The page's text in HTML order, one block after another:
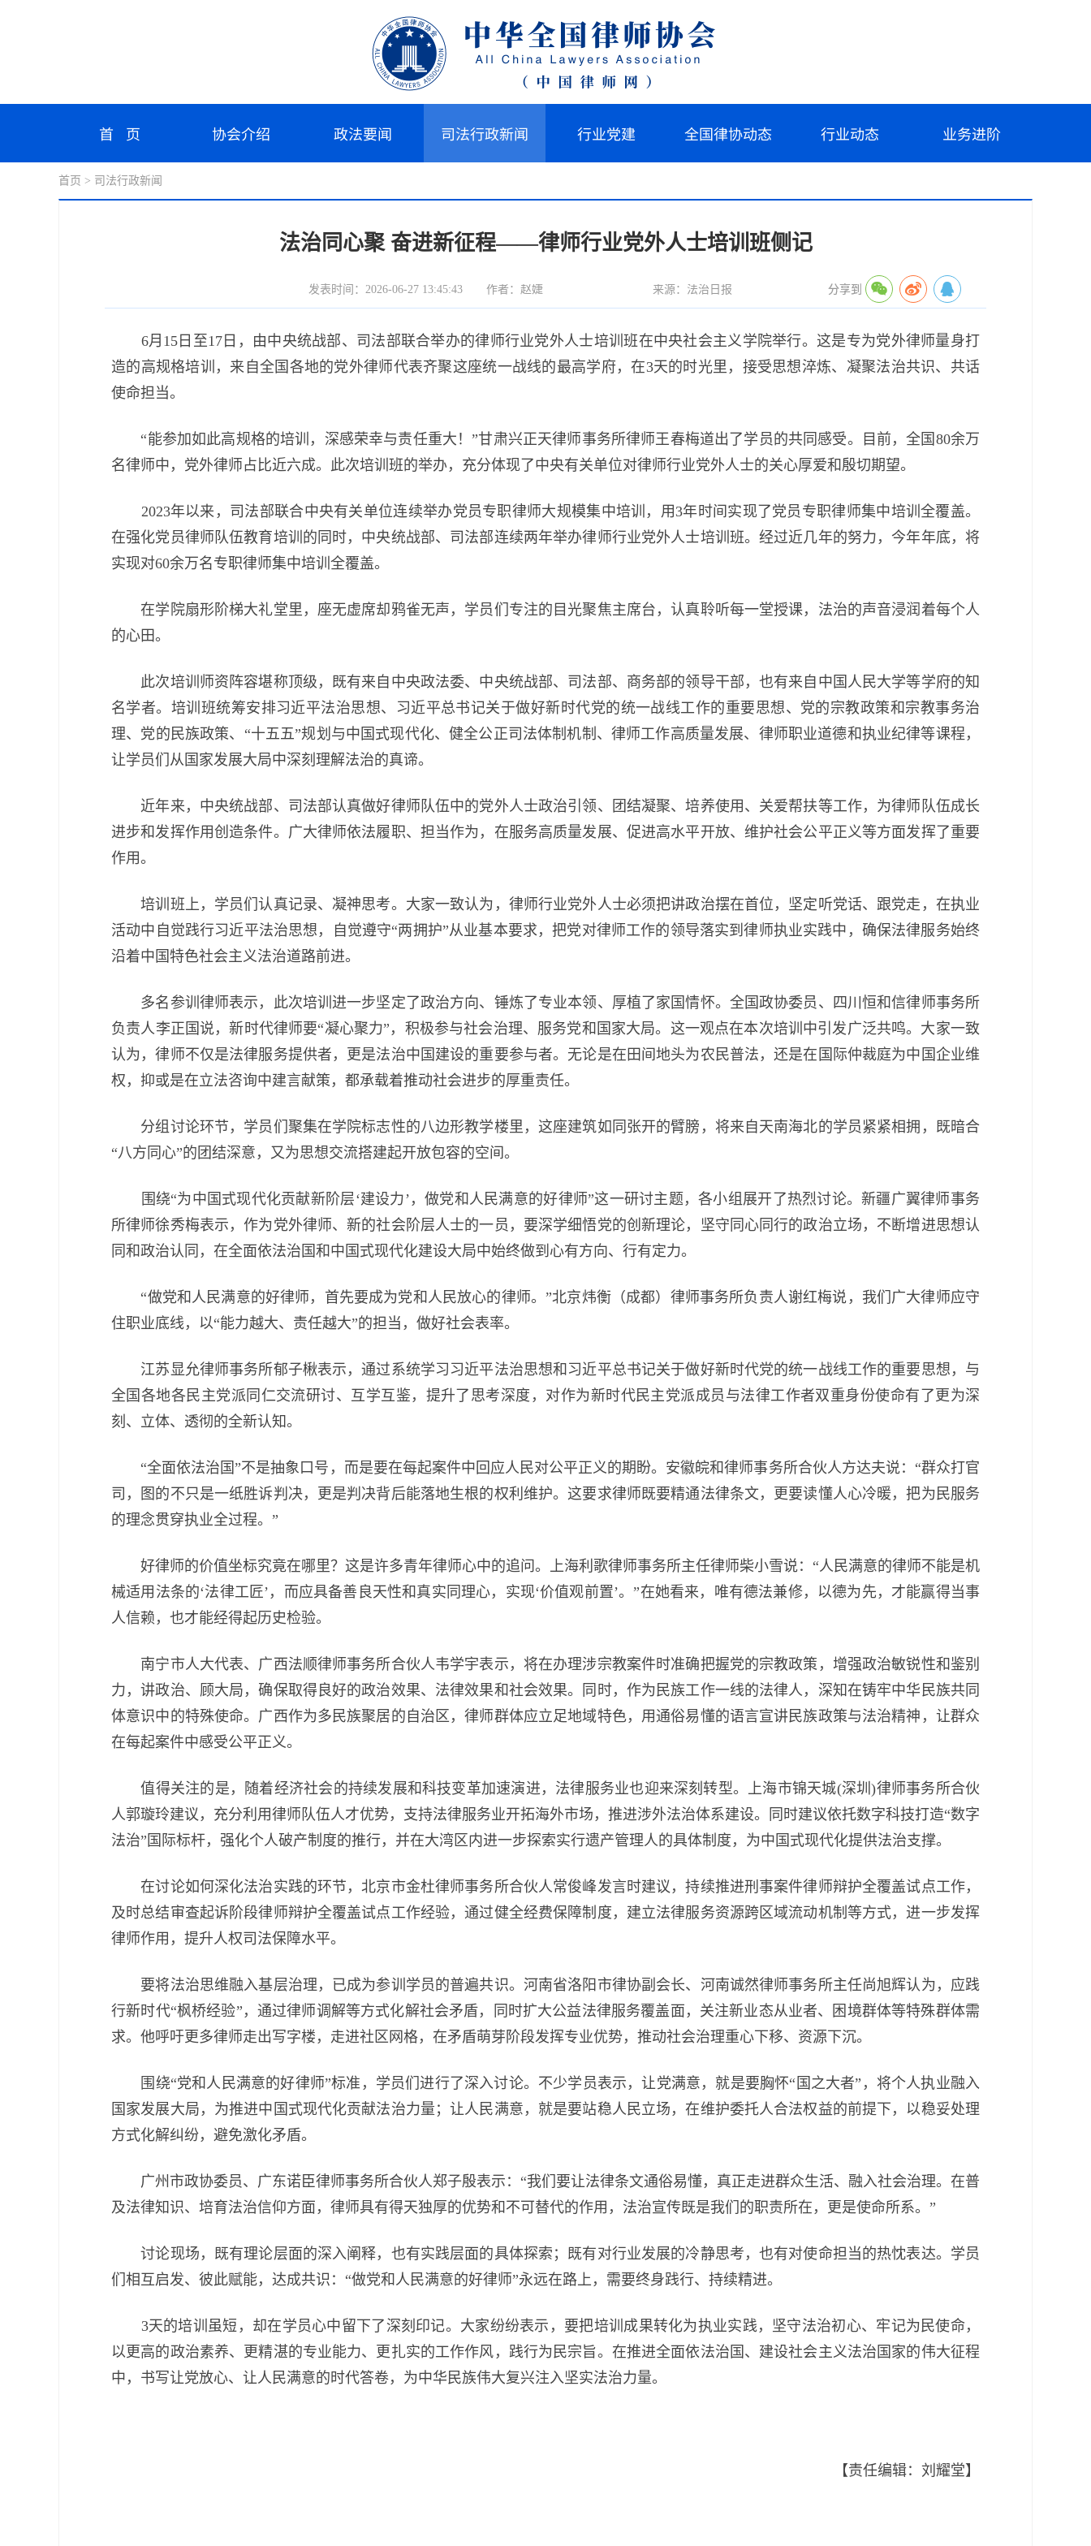
首 页 协会介绍 政法要闻 司法行政新闻 行业党建 全国律协动态 行业动态 业务进阶
首页 > 司法行政新闻
法治同心聚 奋进新征程——律师行业党外人士培训班侧记
发表时间：2026-06-27 13:45:43 作者：赵婕 来源：法治日报 分享到
6月15日至17日，由中央统战部、司法部联合举办的律师行业党外人士培训班在中央社会主义学院举行。这是专为党外律师量身打
造的高规格培训，来自全国各地的党外律师代表齐聚这座统一战线的最高学府，在3天的时光里，接受思想淬炼、凝聚法治共识、共话
使命担当。
“能参加如此高规格的培训，深感荣幸与责任重大！”甘肃兴正天律师事务所律师王春梅道出了学员的共同感受。目前，全国80余万
名律师中，党外律师占比近六成。此次培训班的举办，充分体现了中央有关单位对律师行业党外人士的关心厚爱和殷切期望。
2023年以来，司法部联合中央有关单位连续举办党员专职律师大规模集中培训，用3年时间实现了党员专职律师集中培训全覆盖。
在强化党员律师队伍教育培训的同时，中央统战部、司法部连续两年举办律师行业党外人士培训班。经过近几年的努力，今年年底，将
实现对60余万名专职律师集中培训全覆盖。
在学院扇形阶梯大礼堂里，座无虚席却鸦雀无声，学员们专注的目光聚焦主席台，认真聆听每一堂授课，法治的声音浸润着每个人
的心田。
此次培训师资阵容堪称顶级，既有来自中央政法委、中央统战部、司法部、商务部的领导干部，也有来自中国人民大学等学府的知
名学者。培训班统筹安排习近平法治思想、习近平总书记关于做好新时代党的统一战线工作的重要思想、党的宗教政策和宗教事务治
理、党的民族政策、“十五五”规划与中国式现代化、健全公正司法体制机制、律师工作高质量发展、律师职业道德和执业纪律等课程，
让学员们从国家发展大局中深刻理解法治的真谛。
近年来，中央统战部、司法部认真做好律师队伍中的党外人士政治引领、团结凝聚、培养使用、关爱帮扶等工作，为律师队伍成长
进步和发挥作用创造条件。广大律师依法履职、担当作为，在服务高质量发展、促进高水平开放、维护社会公平正义等方面发挥了重要
作用。
培训班上，学员们认真记录、凝神思考。大家一致认为，律师行业党外人士必须把讲政治摆在首位，坚定听党话、跟党走，在执业
活动中自觉践行习近平法治思想，自觉遵守“两拥护”从业基本要求，把党对律师工作的领导落实到律师执业实践中，确保法律服务始终
沿着中国特色社会主义法治道路前进。
多名参训律师表示，此次培训进一步坚定了政治方向、锤炼了专业本领、厚植了家国情怀。全国政协委员、四川恒和信律师事务所
负责人李正国说，新时代律师要“凝心聚力”，积极参与社会治理、服务党和国家大局。这一观点在本次培训中引发广泛共鸣。大家一致
认为，律师不仅是法律服务提供者，更是法治中国建设的重要参与者。无论是在田间地头为农民普法，还是在国际仲裁庭为中国企业维
权，抑或是在立法咨询中建言献策，都承载着推动社会进步的厚重责任。
分组讨论环节，学员们聚集在学院标志性的八边形教学楼里，这座建筑如同张开的臂膀，将来自天南海北的学员紧紧相拥，既暗合
“八方同心”的团结深意，又为思想交流搭建起开放包容的空间。
围绕“为中国式现代化贡献新阶层‘建设力’，做党和人民满意的好律师”这一研讨主题，各小组展开了热烈讨论。新疆广翼律师事务
所律师徐秀梅表示，作为党外律师、新的社会阶层人士的一员，要深学细悟党的创新理论，坚守同心同行的政治立场，不断增进思想认
同和政治认同，在全面依法治国和中国式现代化建设大局中始终做到心有方向、行有定力。
“做党和人民满意的好律师，首先要成为党和人民放心的律师。”北京炜衡（成都）律师事务所负责人谢红梅说，我们广大律师应守
住职业底线，以“能力越大、责任越大”的担当，做好社会表率。
江苏显允律师事务所郁子楸表示，通过系统学习习近平法治思想和习近平总书记关于做好新时代党的统一战线工作的重要思想，与
全国各地各民主党派同仁交流研讨、互学互鉴，提升了思考深度，对作为新时代民主党派成员与法律工作者双重身份使命有了更为深
刻、立体、透彻的全新认知。
“全面依法治国”不是抽象口号，而是要在每起案件中回应人民对公平正义的期盼。安徽皖和律师事务所合伙人方达夫说：“群众打官
司，图的不只是一纸胜诉判决，更是判决背后能落地生根的权利维护。这要求律师既要精通法律条文，更要读懂人心冷暖，把为民服务
的理念贯穿执业全过程。”
好律师的价值坐标究竟在哪里？这是许多青年律师心中的追问。上海利歌律师事务所主任律师柴小雪说：“人民满意的律师不能是机
械适用法条的‘法律工匠’，而应具备善良天性和真实同理心，实现‘价值观前置’。”在她看来，唯有德法兼修，以德为先，才能赢得当事
人信赖，也才能经得起历史检验。
南宁市人大代表、广西法顺律师事务所合伙人韦学宇表示，将在办理涉宗教案件时准确把握党的宗教政策，增强政治敏锐性和鉴别
力，讲政治、顾大局，确保取得良好的政治效果、法律效果和社会效果。同时，作为民族工作一线的法律人，深知在铸牢中华民族共同
体意识中的特殊使命。广西作为多民族聚居的自治区，律师群体应立足地域特色，用通俗易懂的语言宣讲民族政策与法治精神，让群众
在每起案件中感受公平正义。
值得关注的是，随着经济社会的持续发展和科技变革加速演进，法律服务业也迎来深刻转型。上海市锦天城(深圳)律师事务所合伙
人郭璇玲建议，充分利用律师队伍人才优势，支持法律服务业开拓海外市场，推进涉外法治体系建设。同时建议依托数字科技打造“数字
法治”国际标杆，强化个人破产制度的推行，并在大湾区内进一步探索实行遗产管理人的具体制度，为中国式现代化提供法治支撑。
在讨论如何深化法治实践的环节，北京市金杜律师事务所合伙人常俊峰发言时建议，持续推进刑事案件律师辩护全覆盖试点工作，
及时总结审查起诉阶段律师辩护全覆盖试点工作经验，通过健全经费保障制度，建立法律服务资源跨区域流动机制等方式，进一步发挥
律师作用，提升人权司法保障水平。
要将法治思维融入基层治理，已成为参训学员的普遍共识。河南省洛阳市律协副会长、河南诚然律师事务所主任尚旭辉认为，应践
行新时代“枫桥经验”，通过律师调解等方式化解社会矛盾，同时扩大公益法律服务覆盖面，关注新业态从业者、困境群体等特殊群体需
求。他呼吁更多律师走出写字楼，走进社区网格，在矛盾萌芽阶段发挥专业优势，推动社会治理重心下移、资源下沉。
围绕“党和人民满意的好律师”标准，学员们进行了深入讨论。不少学员表示，让党满意，就是要胸怀“国之大者”，将个人执业融入
国家发展大局，为推进中国式现代化贡献法治力量；让人民满意，就是要站稳人民立场，在维护委托人合法权益的前提下，以稳妥处理
方式化解纠纷，避免激化矛盾。
广州市政协委员、广东诺臣律师事务所合伙人郑子殷表示：“我们要让法律条文通俗易懂，真正走进群众生活、融入社会治理。在普
及法律知识、培育法治信仰方面，律师具有得天独厚的优势和不可替代的作用，法治宣传既是我们的职责所在，更是使命所系。”
讨论现场，既有理论层面的深入阐释，也有实践层面的具体探索；既有对行业发展的冷静思考，也有对使命担当的热忱表达。学员
们相互启发、彼此赋能，达成共识：“做党和人民满意的好律师”永远在路上，需要终身践行、持续精进。
3天的培训虽短，却在学员心中留下了深刻印记。大家纷纷表示，要把培训成果转化为执业实践，坚守法治初心、牢记为民使命，
以更高的政治素养、更精湛的专业能力、更扎实的工作作风，践行为民宗旨。在推进全面依法治国、建设社会主义法治国家的伟大征程
中，书写让党放心、让人民满意的时代答卷，为中华民族伟大复兴注入坚实法治力量。
【责任编辑：刘耀堂】